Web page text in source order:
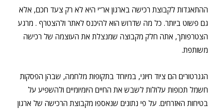
ההתאגדות לקבוצת רכישה בארגון אר”י היא לא רק צעד חכם, אלא
גם פשוט ביותר. כל מה שדרוש הוא להיכנס לאתר ולהצטרף . מרגע
הצטרפותך, אתה חלק מקבוצה שמנצלת את העוצמה של רכישה
משותפת.
הגנרטורים הם ציוד חיוני, במיוחד בתקופות מלחמה, שבהן הפסקות
חשמל תכופות עלולות לשבש את החיים היומיומיים ולהשפיע על
בטיחות האזרחים. על פי נתונים שנאספו מקבוצת הרכישה של ארגון